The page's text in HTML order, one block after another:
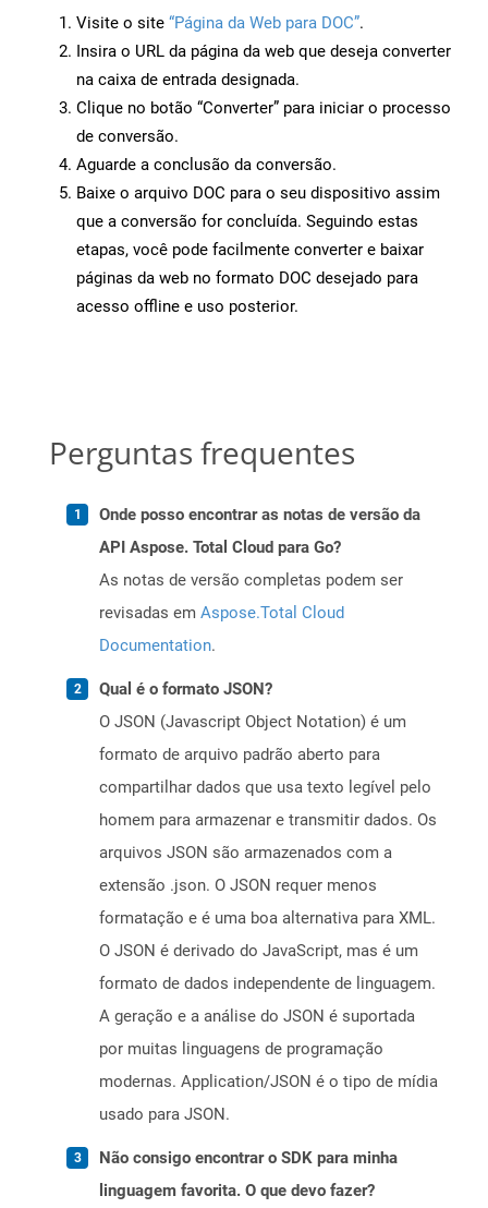
Visite o site “Página da Web para DOC”.
Insira o URL da página da web que deseja converter
na caixa de entrada designada.
Clique no botão “Converter” para iniciar o processo
de conversão.
Aguarde a conclusão da conversão.
Baixe o arquivo DOC para o seu dispositivo assim
que a conversão for concluída. Seguindo estas
etapas, você pode facilmente converter e baixar
páginas da web no formato DOC desejado para
acesso offline e uso posterior.
Perguntas frequentes
Onde posso encontrar as notas de versão da
API Aspose. Total Cloud para Go?
As notas de versão completas podem ser
revisadas em Aspose.Total Cloud
Documentation.
Qual é o formato JSON?
O JSON (Javascript Object Notation) é um
formato de arquivo padrão aberto para
compartilhar dados que usa texto legível pelo
homem para armazenar e transmitir dados. Os
arquivos JSON são armazenados com a
extensão .json. O JSON requer menos
formatação e é uma boa alternativa para XML.
O JSON é derivado do JavaScript, mas é um
formato de dados independente de linguagem.
A geração e a análise do JSON é suportada
por muitas linguagens de programação
modernas. Application/JSON é o tipo de mídia
usado para JSON.
Não consigo encontrar o SDK para minha
linguagem favorita. O que devo fazer?